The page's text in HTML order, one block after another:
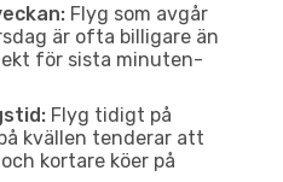
Flyg som avgår
är ofta billigare än
för sista minuten-
Flyg tidigt på
kvällen tenderar att
kortare köer på